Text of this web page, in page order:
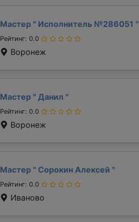
Мастер " Исполнитель №286051 "
Рейтинг: 0.0
Воронеж
Мастер " Данил "
Рейтинг: 0.0
Воронеж
Мастер " Сорокин Алексей "
Рейтинг: 0.0
Иваново